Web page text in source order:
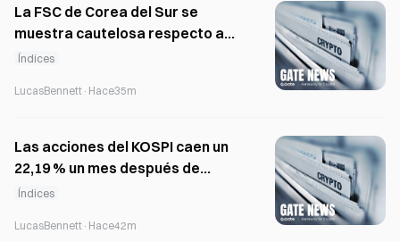
La FSC de Corea del Sur se
muestra cautelosa respecto a
las exenciones de exclusión de
Índices
LucasBennett · Hace35m
Las acciones del KOSPI caen un
22,19 % un mes después de
alcanzar su máximo de junio
Índices
LucasBennett · Hace42m